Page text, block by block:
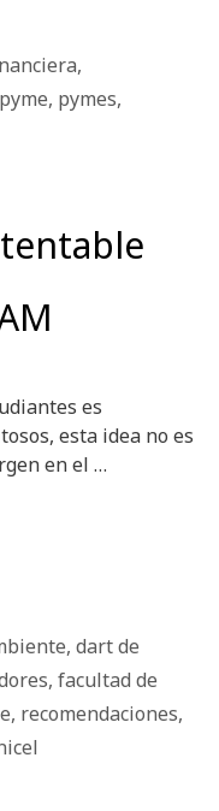
,
pyme, pymes,
es
esta idea no es
en el …
, dart de
, facultad de
, recomendaciones,